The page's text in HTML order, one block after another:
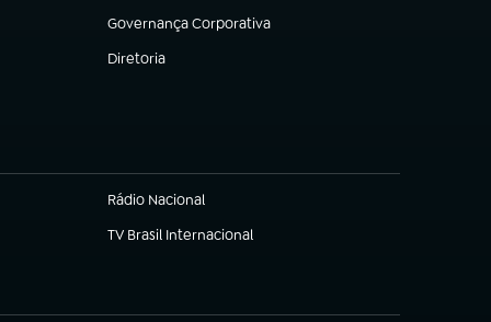
Governança Corporativa
(abre em nova aba)
Diretoria
(abre em nova aba)
Rádio Nacional
(abre em nova aba)
TV Brasil Internacional
(abre em nova aba)